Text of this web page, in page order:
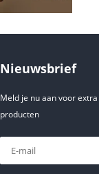
Nieuwsbrief
Meld je nu aan voor
producten